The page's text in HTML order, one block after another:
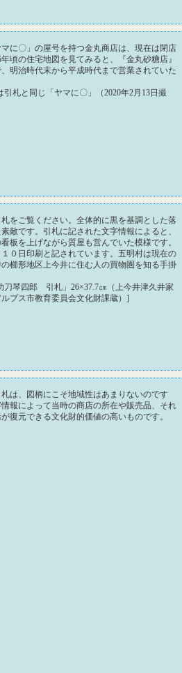
に〇」の屋号を持つ金丸商店は、現在は閉店
頃の住宅地図を見てみると、『金丸砂糖店』
明治時代末から平成時代まで営業されていた
札と同じ「ヤマに〇」（2020年2月13日撮
をご覧ください。全体的に黒を基調とした落
敵です。引札に記された文字情報によると、
板を上げながら質屋も営んでいた模様です。
０日印刷と記されています。五明村は現在の
櫛形地区上今井に住む人の買物圏を知る手掛
琴四郎 引札」26×37.7㎝（上今井津久井家
プス市教育委員会文化財課蔵）]
は、図柄にこそ地域性はあまりないのです
報によって当時の商店の所在や販売品、それ
復元できる文化財的価値の高いものです。